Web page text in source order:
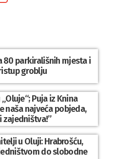
80 parkirališnih mjesta i
groblju
Puja iz Knina
naša najveća pobjeda,
zajedništva!”
u Oluji: Hrabrošću,
do slobodne